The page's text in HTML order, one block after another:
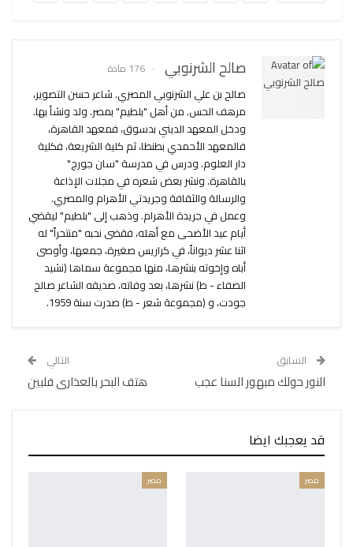
صالح الشرنوبي 176 مادة
صالح بن علي الشرنوبي المصري. شاعر حسن التصوير،
مرهف الحس. من أهل "بلطيم" بمصر. ولد ونشأ بها.
ودخل المعهد الديني بدسوق، فمعهد القاهرة،
فالمعهد الأحمدي بطنطا، ثم كلية الشريعة، فكلية
دار العلوم. ودرس في مدرسة "سان جورج"
بالقاهرة. ونشر بعض شعره في مجلات الإذاعة
والرسالة والثقافة وجريدتي الأهرام والمصري.
وعمل في جريدة الأهرام. وذهب إلى "بلطيم" ليقضي
أيام عيد الأضحى مع أهله، فقضى نحبه "منتحراً" له
اثنا عشر ديواناً، في كراريس صغيرة، جمعها، وأوصى
أباه وإخوته بنشرها، منها مجموعة سماها (نشيد
الصفاء - ط) نشرها، بعد وفاته، صديقه الشاعر صالح
جودت، و (مجموعة شعر - ط) صدرت سنة 1959.
السابق
النور حولك مبهور السنا عجب
التالي
هتف البحر بالعذارى فلبين
قد يعجبك ايضا
مصر مصر